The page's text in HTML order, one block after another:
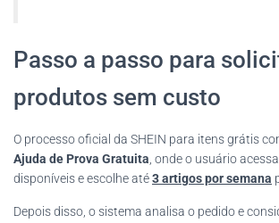
Passo a passo para
produtos sem custo
O processo oficial da SHEIN para itens grátis
Ajuda de Prova Gratuita , onde o usuário
disponíveis e escolhe até3 artigos por semana
Depois disso, o sistema analisa o pedido e